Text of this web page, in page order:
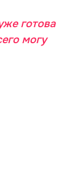
готова
могу